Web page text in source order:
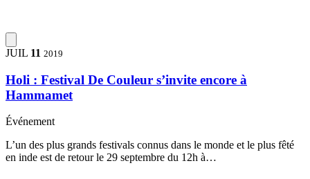
JUIL 11 2019
Holi : Festival De Couleur s’invite encore à
Hammamet
Événement
L’un des plus grands festivals connus dans le monde et le plus fêté
en inde est de retour le 29 septembre du 12h à…